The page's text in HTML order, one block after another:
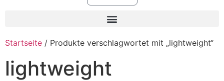
Startseite / Produkte verschlagwortet mit „lightweight“
lightweight